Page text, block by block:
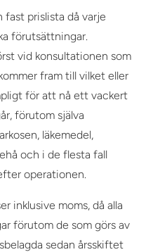
prislista då varje
förutsättningar.
vid konsultationen som
fram till vilket eller
för att nå ett vackert
förutom själva
läkemedel,
och i de flesta fall
operationen.
inklusive moms, då alla
förutom de som görs av
sedan årsskiftet